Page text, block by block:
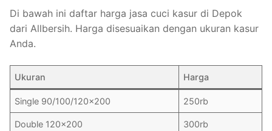
Di bawah ini daftar harga jasa cuci kasur di Depok
dari Allbersih. Harga disesuaikan dengan ukuran kasur
Anda.
Ukuran Harga
Single 90/100/120×200 250rb
Double 120×200 300rb